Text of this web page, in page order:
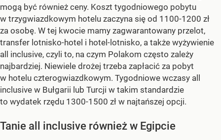
mogą być również ceny. Koszt tygodniowego pobytu
w trzygwiazdkowym hotelu zaczyna się od 1100-1200 zł
za osobę. W tej kwocie mamy zagwarantowany przelot,
transfer lotnisko-hotel i hotel-lotnisko, a także wyżywienie
all inclusive, czyli to, na czym Polakom często zależy
najbardziej. Niewiele drożej trzeba zapłacić za pobyt
w hotelu czterogwiazdkowym. Tygodniowe wczasy all
inclusive w Bułgarii lub Turcji w takim standardzie
to wydatek rzędu 1300-1500 zł w najtańszej opcji.
Tanie all inclusive również w Egipcie